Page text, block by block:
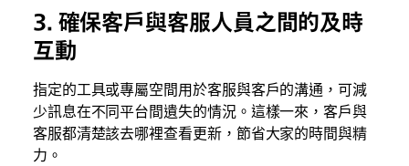
3. 確保客戶與客服人員之間的及時
互動
指定的工具或專屬空間用於客服與客戶的溝通，可減
少訊息在不同平台間遺失的情況。這樣一來，客戶與
客服都清楚該去哪裡查看更新，節省大家的時間與精
力。